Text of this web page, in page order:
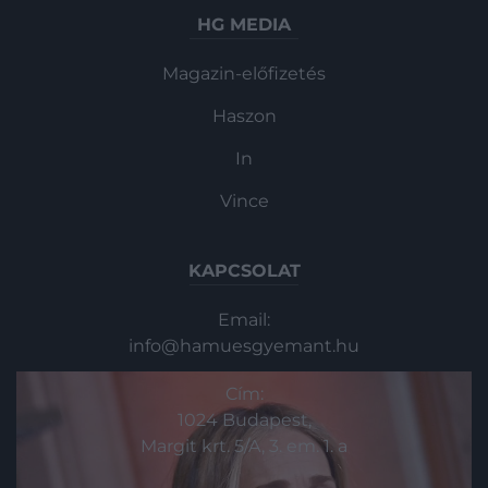
HG MEDIA
Magazin-előfizetés
Haszon
In
Vince
KAPCSOLAT
Email:
info@hamuesgyemant.hu
Cím:
1024 Budapest,
Margit krt. 5/A, 3. em. 1. a